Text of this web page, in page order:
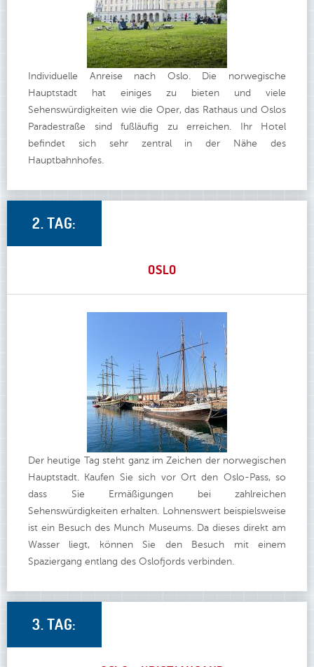
Individuelle Anreise nach Oslo. Die norwegische
Hauptstadt hat einiges zu bieten und viele
Sehenswürdigkeiten wie die Oper, das Rathaus und Oslos
Paradestraße sind fußläufig zu erreichen. Ihr Hotel
befindet sich sehr zentral in der Nähe des
Hauptbahnhofes.
2. TAG:
OSLO
Der heutige Tag steht ganz im Zeichen der norwegischen
Hauptstadt. Kaufen Sie sich vor Ort den Oslo-Pass, so
dass Sie Ermäßigungen bei zahlreichen
Sehenswürdigkeiten erhalten. Lohnenswert beispielsweise
ist ein Besuch des Munch Museums. Da dieses direkt am
Wasser liegt, können Sie den Besuch mit einem
Spaziergang entlang des Oslofjords verbinden.
3. TAG: